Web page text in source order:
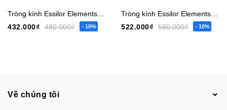
432.000₫
480.000₫ - 10%
522.000₫
580.000₫ - 10%
Về chúng tôi